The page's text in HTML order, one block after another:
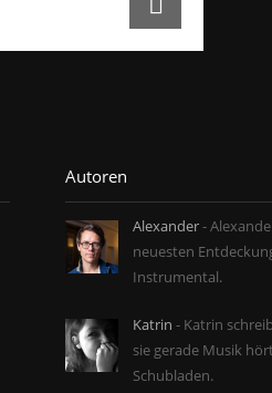
Autoren
Alexander-
neuesten
Instrumental.
Katrin - Katrin
sie gerade Musik
Schubladen.